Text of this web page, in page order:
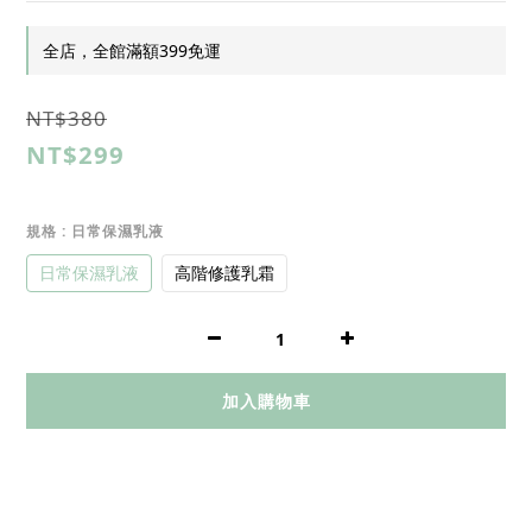
全店，全館滿額399免運
NT$380
NT$299
規格 : 日常保濕乳液
日常保濕乳液 高階修護乳霜
加入購物車